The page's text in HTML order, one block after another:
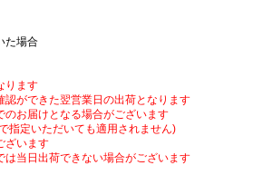
た場合
ります
ができた翌営業日の出荷となります
お届けとなる場合がございます
指定いただいても適用されません)
ざいます
当日出荷できない場合がございます